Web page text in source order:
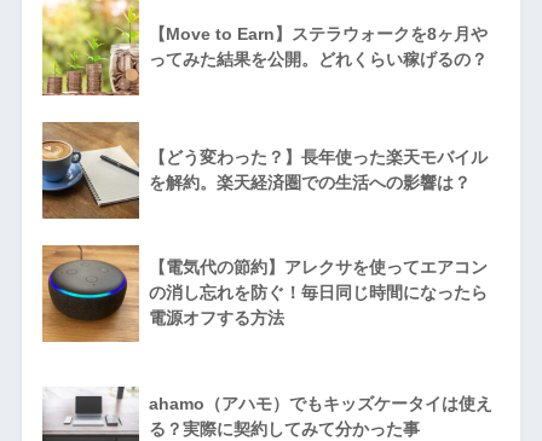
【Move to Earn】ステラウォークを8ヶ月や
ってみた結果を公開。どれくらい稼げるの？
【どう変わった？】長年使った楽天モバイル
を解約。楽天経済圏での生活への影響は？
【電気代の節約】アレクサを使ってエアコン
の消し忘れを防ぐ！毎日同じ時間になったら
電源オフする方法
ahamo（アハモ）でもキッズケータイは使え
る？実際に契約してみて分かった事